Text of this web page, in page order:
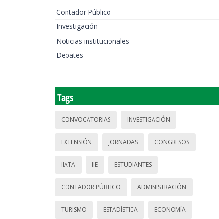
Contador Público
Investigación
Noticias institucionales
Debates
Tags
CONVOCATORIAS INVESTIGACIÓN
EXTENSIÓN JORNADAS CONGRESOS
IIATA IIE ESTUDIANTES
CONTADOR PÚBLICO ADMINISTRACIÓN
TURISMO ESTADÍSTICA ECONOMÍA